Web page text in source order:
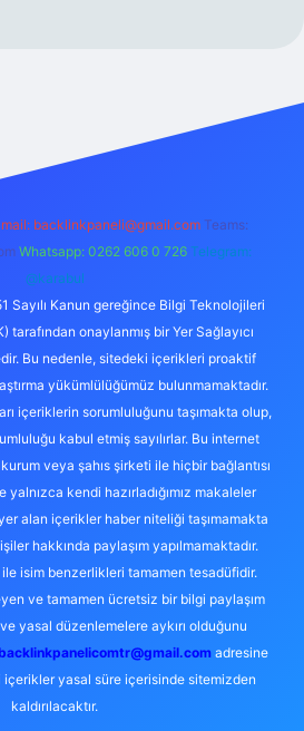
m elexbet
backlinkpaneli@gmail.com Teams:
Whatsapp: 0262 606 0 726 Telegram:
@karabul
Sayılı Kanun gereğince Bilgi Teknolojileri
tarafından onaylanmış bir Yer Sağlayıcı
Bu nedenle, sitedeki içerikleri proaktif
yükümlülüğümüz bulunmamaktadır.
içeriklerin sorumluluğunu taşımakta olup,
kabul etmiş sayılırlar. Bu internet
veya şahıs şirketi ile hiçbir bağlantısı
yalnızca kendi hazırladığımız makaleler
alan içerikler haber niteliği taşımamakta
hakkında paylaşım yapılmamaktadır.
isim benzerlikleri tamamen tesadüfidir.
ve tamamen ücretsiz bir bilgi paylaşım
yasal düzenlemelere aykırı olduğunu
adresine
yasal süre içerisinde sitemizden
kaldırılacaktır.